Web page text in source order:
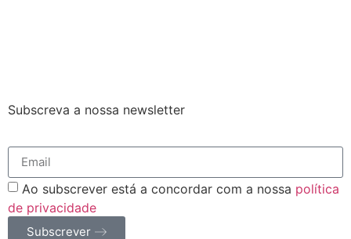
Subscreva a nossa newsletter
Ao subscrever está a concordar com a nossa política
de privacidade
Subscrever